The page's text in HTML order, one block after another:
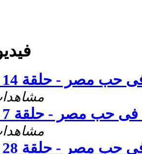
مصر - حلقة 14 ديسمبر
25219
حب مصر - حلقة 7 ديسمبر
24999
مصر - حلقة 28 ديسمبر